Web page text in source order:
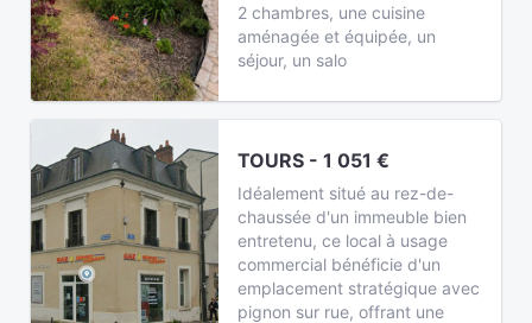
2 chambres, une cuisine
aménagée et équipée, un
séjour, un salo
TOURS - 1 051 €
Idéalement situé au rez-de-
chaussée d'un immeuble bien
entretenu, ce local à usage
commercial bénéficie d'un
emplacement stratégique avec
pignon sur rue, offrant une